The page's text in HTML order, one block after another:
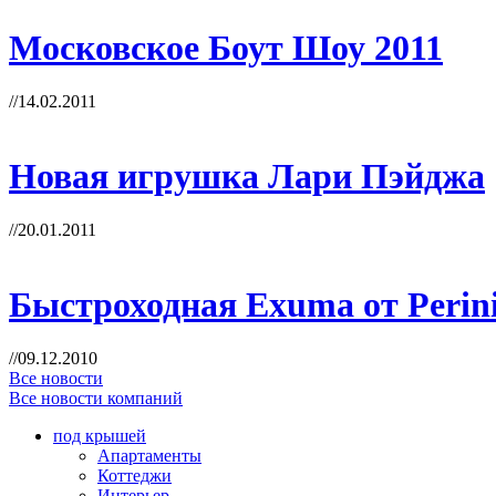
Московское Боут Шоу 2011
//14.02.2011
Новая игрушка Лари Пэйджа
//20.01.2011
Быстроходная Exuma от
//09.12.2010
Все новости
Все новости компаний
под крышей
Апартаменты
Коттеджи